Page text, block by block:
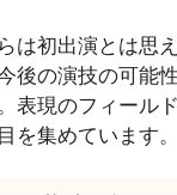
は初出演とは思
後の演技の可能
表現のフィール
を集めています。